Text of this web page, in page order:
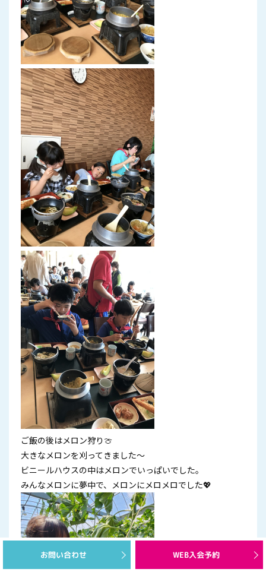
ご飯の後はメロン狩り🍈
大きなメロンを刈ってきました～
ビニールハウスの中はメロンでいっぱいでした。
みんなメロンに夢中で、メロンにメロメロでした💖
お問い合わせ WEB入会予約